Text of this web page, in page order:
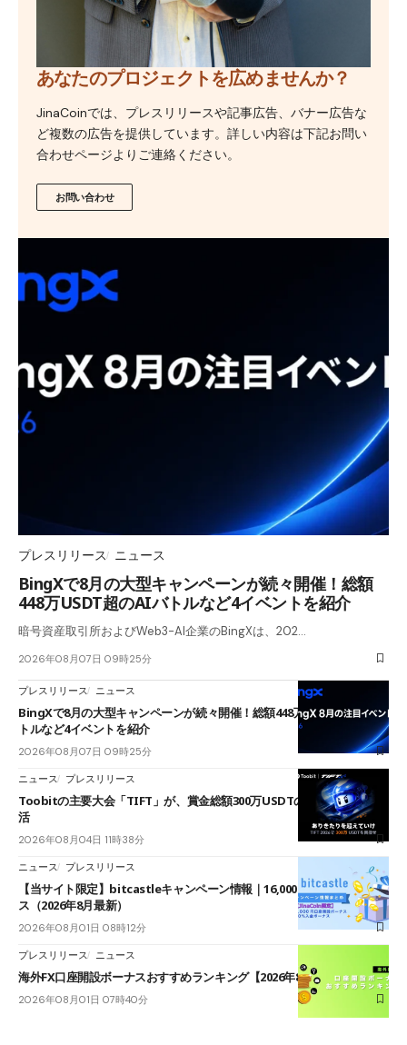
あなたのプロジェクトを広めませんか？
JinaCoinでは、プレスリリースや記事広告、バナー広告な
ど複数の広告を提供しています。詳しい内容は下記お問い
合わせページよりご連絡ください。
お問い合わせ
プレスリリース ニュース
BingXで8月の大型キャンペーンが続々開催！総額
448万USDT超のAIバトルなど4イベントを紹介
暗号資産取引所およびWeb3-AI企業のBingXは、202…
2026年08月07日 09時25分
プレスリリース ニュース
BingXで8月の大型キャンペーンが続々開催！総額448万USDT超のAIバ
トルなど4イベントを紹介
2026年08月07日 09時25分
ニュース プレスリリース
Toobitの主要大会「TIFT」が、賞金総額300万USDTのレースとして復
活
2026年08月04日 11時38分
ニュース プレスリリース
【当サイト限定】bitcastleキャンペーン情報｜16,000円口座開設ボーナ
ス（2026年8月最新）
2026年08月01日 08時12分
プレスリリース ニュース
海外FX口座開設ボーナスおすすめランキング【2026年8月最新】
2026年08月01日 07時40分